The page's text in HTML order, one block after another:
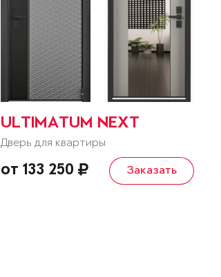
ULTIMATUM NEXT
Дверь для квартиры
от 133 250 Заказать